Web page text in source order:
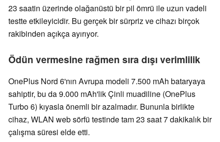
23 saatin üzerinde olağanüstü bir pil ömrü ile uzun vadeli
testte etkileyicidir. Bu gerçek bir sürpriz ve cihazı birçok
rakibinden açıkça ayırıyor.
Ödün vermesine rağmen sıra dışı verimlilik
OnePlus Nord 6'nın Avrupa modeli 7.500 mAh bataryaya
sahiptir, bu da 9.000 mAh'lik Çinli muadiline (OnePlus
Turbo 6) kıyasla önemli bir azalmadır. Bununla birlikte
cihaz, WLAN web sörfü testinde tam 23 saat 7 dakikalık bir
çalışma süresi elde etti.